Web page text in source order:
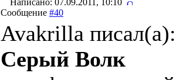
Написано: 07.09.2011, 10:10
Сообщение #40
Avakrilla писал(a):
Серый Волк